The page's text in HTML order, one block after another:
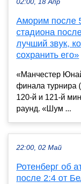
02:00, 18 Апр
Аморим после
стадиона
лучший звук,
сохранить его»
«Манчестер
финала турнира
120-й и 121-й
раунд. «Шум ...
22:00, 02 Май
Ротенберг об
после 2:4 от